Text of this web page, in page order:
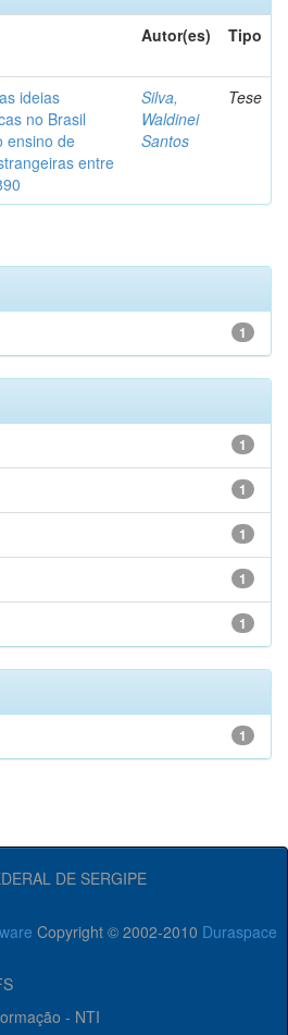
Autor(es) Tipo
ideias
no Brasil
ensino de
entre
Silva,
Waldinei
Santos
Tese
1
1
1
1
1
1
1
DE SERGIPE
Copyright © 2002-2010 Duraspace
- NTI